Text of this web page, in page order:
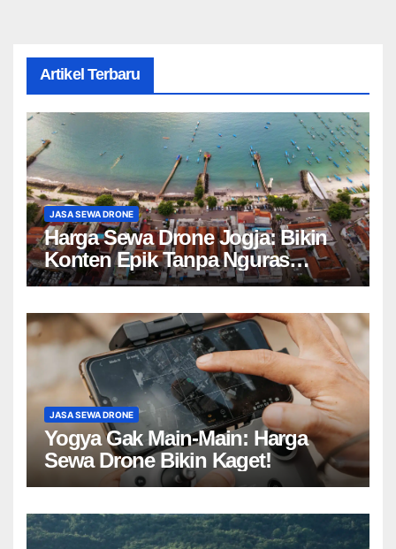
Artikel Terbaru
JASA SEWA DRONE
Harga Sewa Drone Jogja: Bikin
Konten Epik Tanpa Nguras
Kantong?
JASA SEWA DRONE
Yogya Gak Main-Main: Harga
Sewa Drone Bikin Kaget!